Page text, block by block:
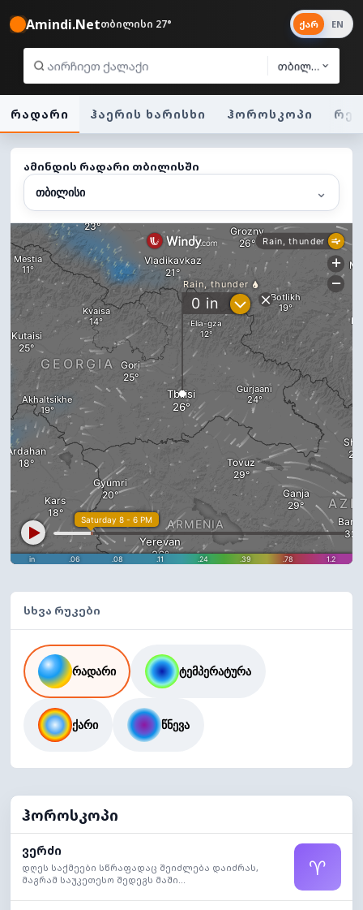
Amindi.Netთბილისი 27°
თბილისი
ქარ EN
რადარი ჰაერის ხარისხი ჰოროსკოპი
ამინდის რადარი თბილისში
თბილისი ⌄
სხვა რუკები
რადარი ტემპერატურა
ქარი წნევა
ჰოროსკოპი
ვერძი
დღეს საქმეები სწრაფადაც შეიძლება დაიძრას,
მაგრამ საუკეთესო შედეგს მაში...
♈